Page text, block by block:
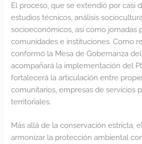
El proceso, que se extendió por casi
estudios técnicos, análisis
socioeconómicos, así como jornadas
comunidades e instituciones. Como
conformó la Mesa de Gobernanza
acompañará la implementación del
fortalecerá la articulación entre
comunitarios, empresas de servicios
territoriales.
Más allá de la conservación estricta,
armonizar la protección ambiental